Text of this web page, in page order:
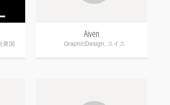
衆国
Aiven
GraphicDesign スイス